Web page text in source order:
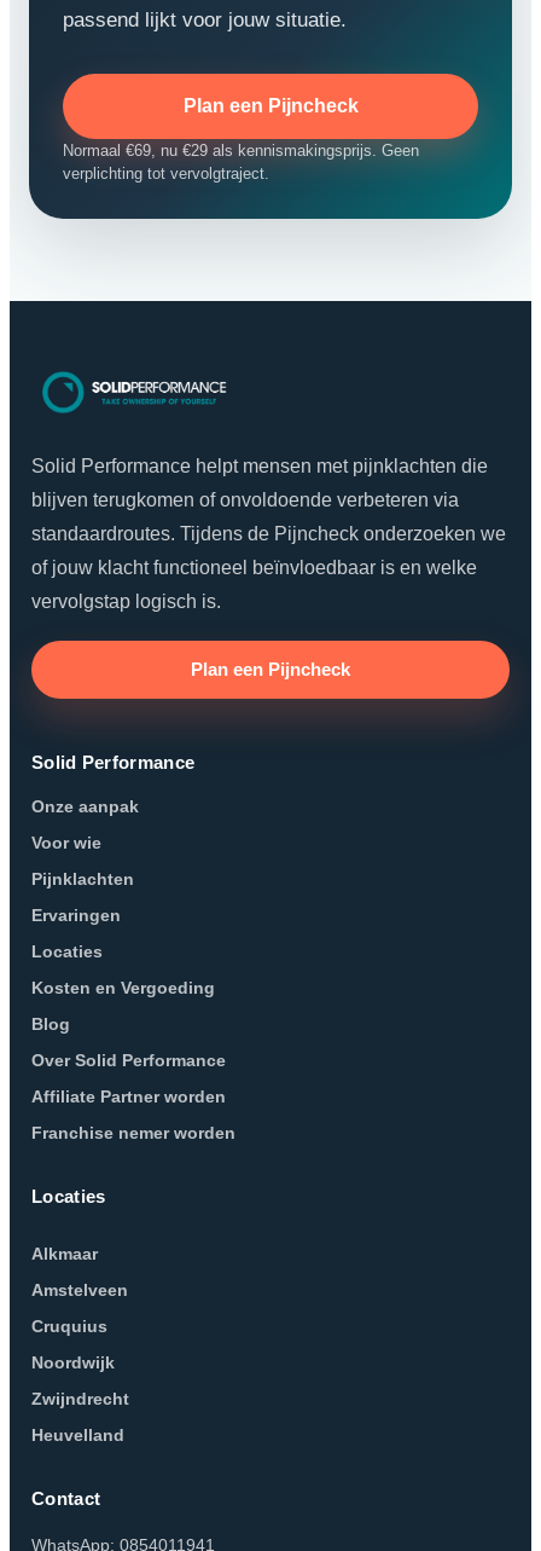
passend lijkt voor jouw situatie.
Plan een Pijncheck
Normaal €69, nu €29 als kennismakingsprijs. Geen
verplichting tot vervolgtraject.
Solid Performance helpt mensen met pijnklachten die
blijven terugkomen of onvoldoende verbeteren via
standaardroutes. Tijdens de Pijncheck onderzoeken we
of jouw klacht functioneel beïnvloedbaar is en welke
vervolgstap logisch is.
Plan een Pijncheck
Solid Performance
Onze aanpak
Voor wie
Pijnklachten
Ervaringen
Locaties
Kosten en Vergoeding
Blog
Over Solid Performance
Affiliate Partner worden
Franchise nemer worden
Locaties
Alkmaar
Amstelveen
Cruquius
Noordwijk
Zwijndrecht
Heuvelland
Contact
WhatsApp: 0854011941